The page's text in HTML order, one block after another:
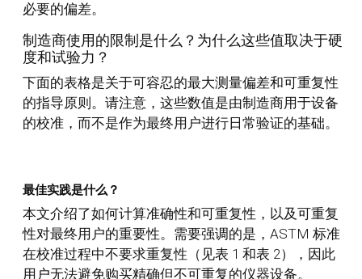
必要的偏差。
制造商使用的限制是什么？为什么这些值取决于硬
度和试验力？
下面的表格是关于可容忍的最大测量偏差和可重复性
的指导原则。请注意，这些数值是由制造商用于设备
的校准，而不是作为最终用户进行日常验证的基础。
最佳实践是什么？
本文介绍了如何计算准确性和可重复性，以及可重复
性对最终用户的重要性。需要强调的是，ASTM 标准
在校准过程中不要求重复性（见表 1 和表 2），因此
用户无法避免购买精确但不可重复的仪器设备。